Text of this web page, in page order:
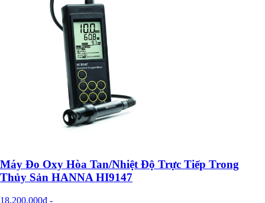
Máy Đo Oxy Hòa Tan/Nhiệt Độ Trực Tiếp Trong
Thủy Sản HANNA HI9147
18.200.000đ -